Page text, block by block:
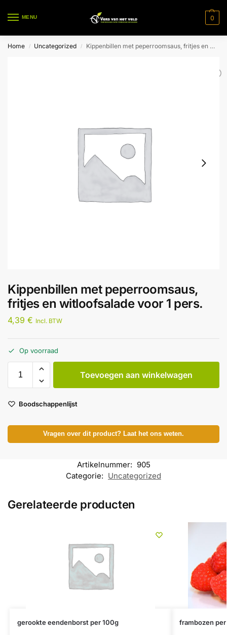
MENU 0
Home / Uncategorized / Kippenbillen met peperroomsaus, fritjes en witloofsalade voor 1 pers.
Kippenbillen met peperroomsaus,
fritjes en witloofsalade voor 1 pers.
4,39 € Incl. BTW
Op voorraad
Toevoegen aan winkelwagen
Boodschappenlijst
Vragen over dit product? Laat het ons weten.
Artikelnummer: 905
Categorie: Uncategorized
Gerelateerde producten
gerookte eendenborst per 100g frambozen per